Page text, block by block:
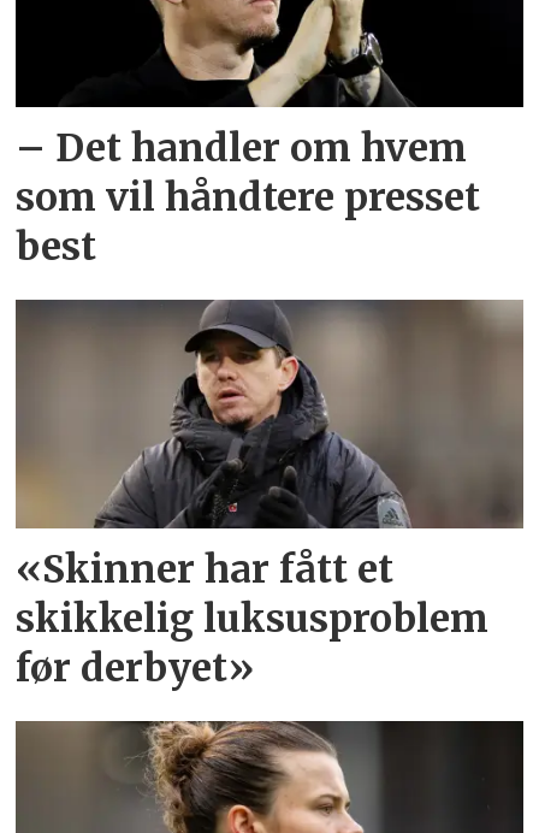
– Det handler om hvem
som vil håndtere presset
best
«Skinner har fått et
skikkelig luksusproblem
før derbyet»